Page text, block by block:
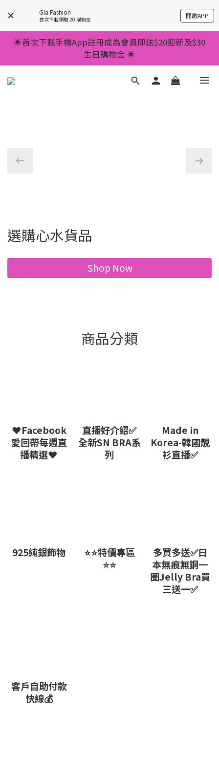
Gla Fashion
首次下載領取 20 購物金 開啟APP
💥正價服裝滿減優惠💥 ✅一件起包順豐 ✅第二件起減
$20 ✅第三件減$40    如此類推⬆不設上限
💥正價服裝滿減優惠💥 ✅一件起包順豐 ✅第二件起減
$20 ✅第三件減$40    如此類推⬆不設上限
🌟首次下載手機App註冊成為會員即送$20迎新及$30
生日購物金 🌟
🌟手機App消費儲積分當購物金用🌟消費1元有1分 🌟
累積滿100分可當1元使用🌟
選購心水貨品
Shop Now
商品分類
❤Facebook
愛回帶每週直
播精選❤
直播好介紹✅
全新SN BRA系
列
Made in
Korea-韓國靚
衫直播✅
925純銀飾物
⭐⭐特價專區
⭐⭐
多買多送✅️日
本無痕無鋼一
圈Jelly Bra買
三送一✅️
客戶自助付款
快線💰